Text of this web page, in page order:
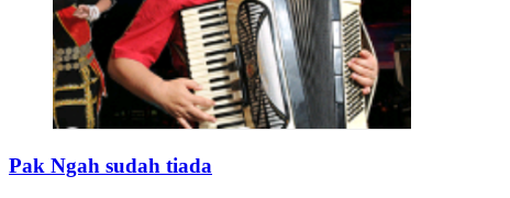
Pak Ngah sudah tiada